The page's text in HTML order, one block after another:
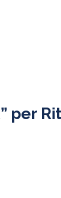
per